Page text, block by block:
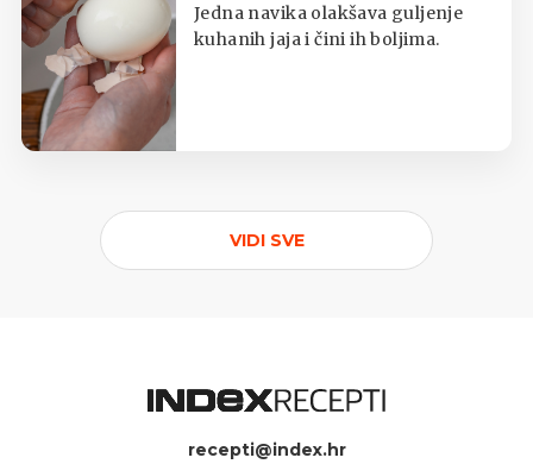
Jedna navika olakšava guljenje
kuhanih jaja i čini ih boljima.
VIDI SVE
recepti@index.hr